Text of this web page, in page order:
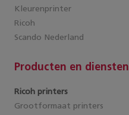
Kleurenprinter
Ricoh
Scando Nederland
Producten en diensten
Ricoh printers
Grootformaat printers